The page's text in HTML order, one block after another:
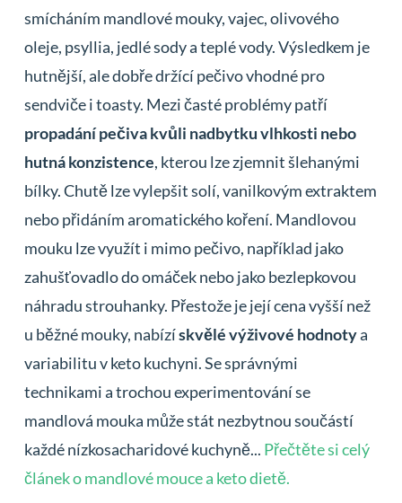
smícháním mandlové mouky, vajec, olivového
oleje, psyllia, jedlé sody a teplé vody. Výsledkem je
hutnější, ale dobře držící pečivo vhodné pro
sendviče i toasty. Mezi časté problémy patří
propadání pečiva kvůli nadbytku vlhkosti nebo
hutná konzistence, kterou lze zjemnit šlehanými
bílky. Chutě lze vylepšit solí, vanilkovým extraktem
nebo přidáním aromatického koření. Mandlovou
mouku lze využít i mimo pečivo, například jako
zahušťovadlo do omáček nebo jako bezlepkovou
náhradu strouhanky. Přestože je její cena vyšší než
u běžné mouky, nabízískvělé výživové hodnotya
variabilitu v keto kuchyni. Se správnými
technikami a trochou experimentování se
mandlová mouka může stát nezbytnou součástí
každé nízkosacharidové kuchyně... Přečtěte si celý
článek o mandlové mouce a keto dietě.